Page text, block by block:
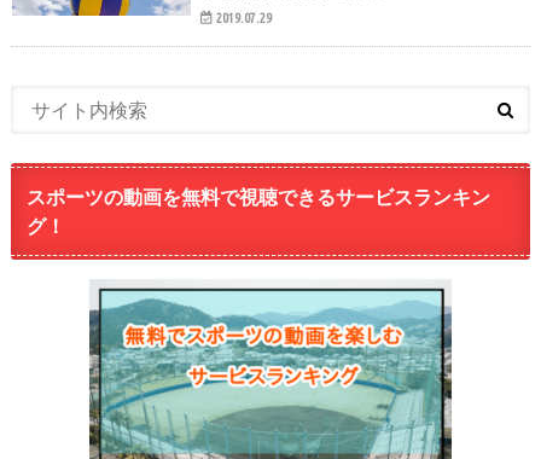
2019.07.29
スポーツの動画を無料で視聴できるサービスランキン
グ！